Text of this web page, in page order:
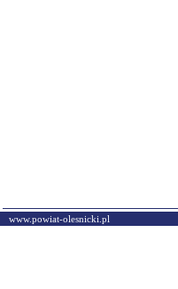
www.powiat-olesnicki.pl